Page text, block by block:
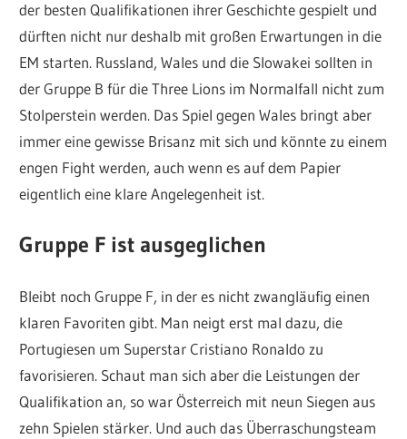
der besten Qualifikationen ihrer Geschichte gespielt und
dürften nicht nur deshalb mit großen Erwartungen in die
EM starten. Russland, Wales und die Slowakei sollten in
der Gruppe B für die Three Lions im Normalfall nicht zum
Stolperstein werden. Das Spiel gegen Wales bringt aber
immer eine gewisse Brisanz mit sich und könnte zu einem
engen Fight werden, auch wenn es auf dem Papier
eigentlich eine klare Angelegenheit ist.
Gruppe F ist ausgeglichen
Bleibt noch Gruppe F, in der es nicht zwangläufig einen
klaren Favoriten gibt. Man neigt erst mal dazu, die
Portugiesen um Superstar Cristiano Ronaldo zu
favorisieren. Schaut man sich aber die Leistungen der
Qualifikation an, so war Österreich mit neun Siegen aus
zehn Spielen stärker. Und auch das Überraschungsteam